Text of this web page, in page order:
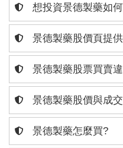
想投資景德製藥如
景德製藥股價頁提
景德製藥股票買賣
景德製藥股價與成
景德製藥怎麼買?